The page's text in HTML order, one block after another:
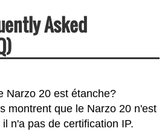
Asked
Narzo 20 est étanche?
montrent que le Narzo 20 n'est
n'a pas de certification IP.